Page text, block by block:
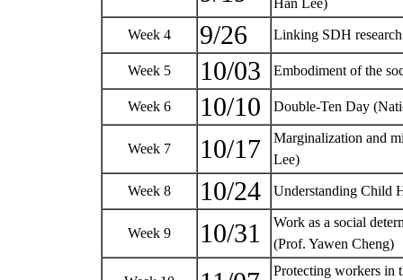
Han Lee)
Week 4 9/26 Linking SDH
Week 5 10/03 Embodiment of the
Week 6 10/10 Double-Ten Day
Week 7 10/17
Marginalization and
Lee)
Week 8 10/24 Understanding Child
Week 9 10/31
Work as a social
(Prof. Yawen Cheng)
Protecting workers in